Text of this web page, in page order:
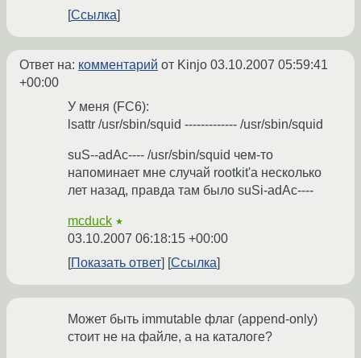
Ссылка
Ответ на: комментарий от Kinjo 03.10.2007 05:59:41
+00:00
У меня (FC6):
lsattr /usr/sbin/squid ------------- /usr/sbin/squid
suS--adAc---- /usr/sbin/squid чем-то
напоминает мне случай rootkit'а несколько
лет назад, правда там было suSi-adAc----
mcduck ★
03.10.2007 06:18:15 +00:00
Показать ответ
Ссылка
Может быть immutable флаг (append-only)
стоит не на файле, а на каталоге?